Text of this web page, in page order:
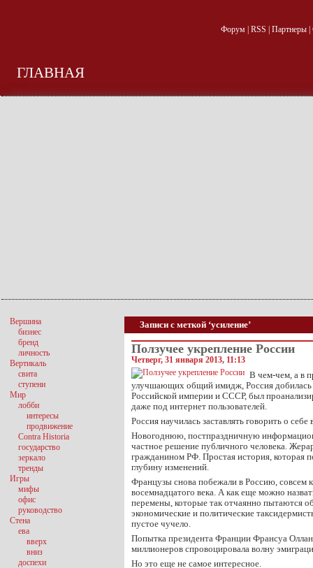
Форум| RSS Партнеры|
ГЛАВНАЯ
Записи с меткой ‘усиление’
Ползучее укрепление России
Четверг, 31 января 2013, 11:13
В чем-чем, а в
улучшающих общий имидж, Россия
Российской империи и СССР, был
даже под интернет пользователей.
Россия научилась заставлять говорить о
Новогоднюю, постпраздничную
частное решение публичного человека.
гражданином РФ. Простая история, которая
глубину изменений.
Французы снова побежали в Россию, совсем
восемнадцатого века. А как еще можно
перемены, которые так отчаянно пытаются
экономические и политические
пустое чучело.
Попытка президента Франции Франсуа
миллионеров спровоцировала волну
Но это еще не самое интересное.
Вершина
бизнес
бренд
личность
Вертикаль
свита
ступени
Мир
лобби
интересы
продвижение
Contra Historia
государство
зеркало
тренды
Игры
мифы
офис
руководство
Стена
ева
вверх
вниз
доспехи